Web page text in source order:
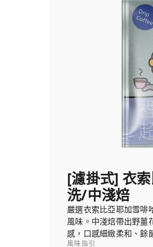
[濾掛式] 衣
洗/中淺焙
嚴選衣索比亞耶加雪啡
風味。中淺焙帶出野薑
感，口感細緻柔和、餘
風味指引